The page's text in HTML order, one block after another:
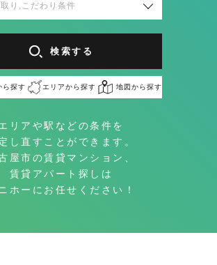
取り,こだわり条件
検索する
ら探す エリアから探す 地図から探す
リアや駅などの条件を
し直すことができます。
屋市の賃貸マンション、
賃貸アパート探しは
ホーにお任せください！